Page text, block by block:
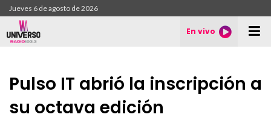
Jueves 6 de agosto de 2026
En vivo
Pulso IT abrió la inscripción a
su octava edición